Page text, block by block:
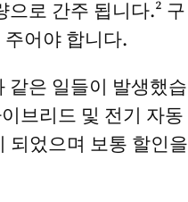
로 간주 됩니다.² 구
어야 합니다.
같은 일들이 발생했습
브리드 및 전기 자동
되었으며 보통 할인을